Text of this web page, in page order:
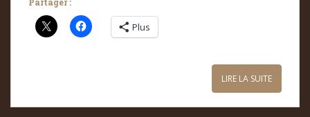
Plus
LIRE LA SUITE